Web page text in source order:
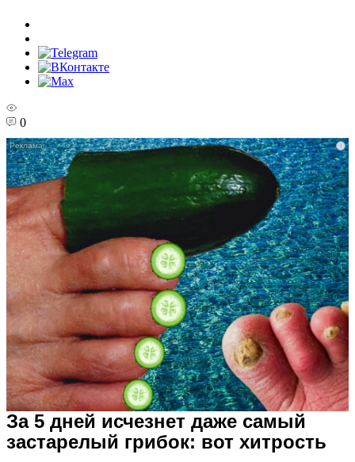
0
i
За 5 дней исчезнет даже самый
застарелый грибок: вот хитрость